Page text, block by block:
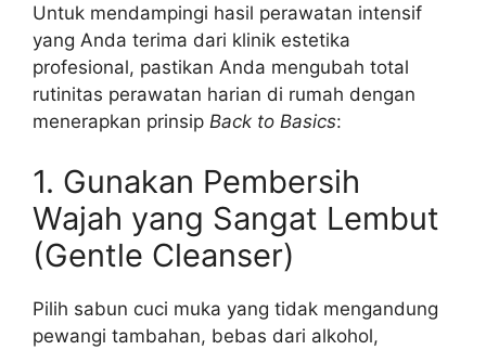
Untuk mendampingi hasil perawatan intensif
yang Anda terima dari klinik estetika
profesional, pastikan Anda mengubah total
rutinitas perawatan harian di rumah dengan
menerapkan prinsip Back to Basics:
1. Gunakan Pembersih
Wajah yang Sangat Lembut
(Gentle Cleanser)
Pilih sabun cuci muka yang tidak mengandung
pewangi tambahan, bebas dari alkohol,